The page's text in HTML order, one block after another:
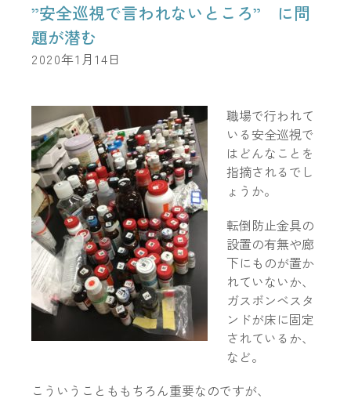
”安全巡視で言われないところ” に問
題が潜む
2020年1月14日
職場で行われて
いる安全巡視で
はどんなことを
指摘されるでし
ょうか。
転倒防止金具の
設置の有無や廊
下にものが置か
れていないか、
ガスボンベスタ
ンドが床に固定
されているか、
など。
こういうことももちろん重要なのですが、